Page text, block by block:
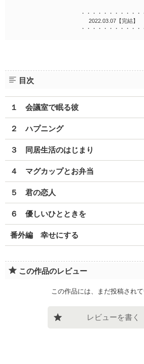
・・・・・・・・・・・
2022.03.07【完結】
・・・・・・・・・・・
目次
１ 会議室で眠る彼
２ ハプニング
３ 同居生活のはじまり
４ マグカップとお弁当
５ 君の恋人
６ 優しいひとときを
番外編 幸せにする
この作品のレビュー
この作品には、まだ投稿されて
レビューを書く